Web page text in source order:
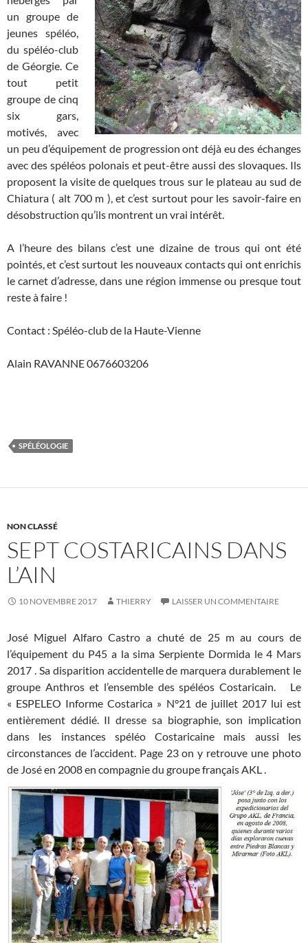
un groupe de
jeunes spéléo,
du spéléo-club
de Géorgie. Ce
tout petit
groupe de cinq
six gars,
motivés, avec
un peu d’équipement de progression ont déjà eu des échanges
avec des spéléos polonais et peut-être aussi des slovaques. Ils
proposent la visite de quelques trous sur le plateau au sud de
Chiatura ( alt 700 m ), et c’est surtout pour les savoir-faire en
désobstruction qu’ils montrent un vrai intérêt.
A l’heure des bilans c’est une dizaine de trous qui ont été
pointés, et c’est surtout les nouveaux contacts qui ont enrichis
le carnet d’adresse, dans une région immense ou presque tout
reste à faire !
Contact : Spéléo-club de la Haute-Vienne
Alain RAVANNE 0676603206
SPÉLÉOLOGIE
NON CLASSÉ
SEPT COSTARICAINS DANS
L’AIN
10 NOVEMBRE 2017 THIERRY LAISSER UN COMMENTAIRE
José Miguel Alfaro Castro a chuté de 25 m au cours de
l’équipement du P45 a la sima Serpiente Dormida le 4 Mars
2017 . Sa disparition accidentelle de marquera durablement le
groupe Anthros et l’ensemble des spéléos Costaricain. Le
« ESPELEO Informe Costarica » N°21 de juillet 2017 lui est
entièrement dédié. Il dresse sa biographie, son implication
dans les instances spéléo Costaricaine mais aussi les
circonstances de l’accident. Page 23 on y retrouve une photo
de José en 2008 en compagnie du groupe français AKL .